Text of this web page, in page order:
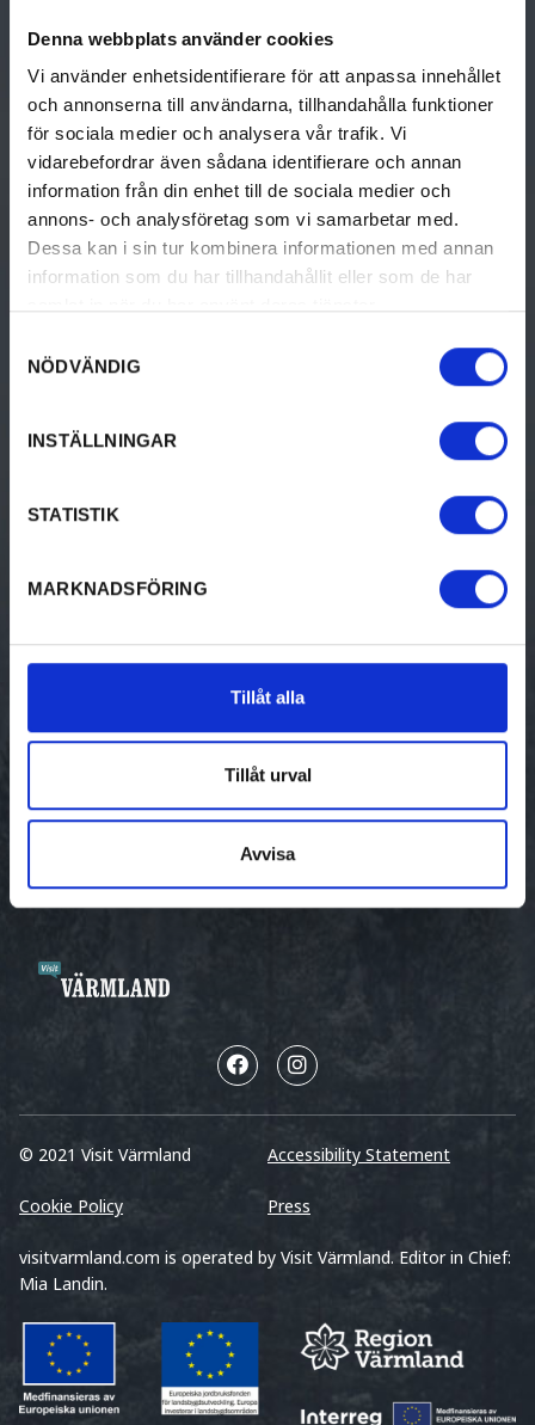
Denna webbplats använder cookies
Vi använder enhetsidentifierare för att anpassa innehållet
och annonserna till användarna, tillhandahålla funktioner
för sociala medier och analysera vår trafik. Vi
vidarebefordrar även sådana identifierare och annan
information från din enhet till de sociala medier och
annons- och analysföretag som vi samarbetar med.
Dessa kan i sin tur kombinera informationen med annan
information som du har tillhandahållit eller som de har
NÖDVÄNDIG
INSTÄLLNINGAR
STATISTIK
MARKNADSFÖRING
Tillåt alla
Tillåt urval
Avvisa
Aktiviteter
Kultur & historia
Mat & dryck
Boende
UPPTÄCK
Din guide till Kristinehamn
Resa till Kristinehamn
Kristinehamns Turistbyrå
Om Kristinehamn
Camping
Vandrarhem
Gästhamnar
Anmäl ditt evenemang
Besöksnäringen
© 2021 Visit Värmland Accessibility Statement
Cookie Policy Press
visitvarmland.com is operated by Visit Värmland. Editor in Chief:
Mia Landin.